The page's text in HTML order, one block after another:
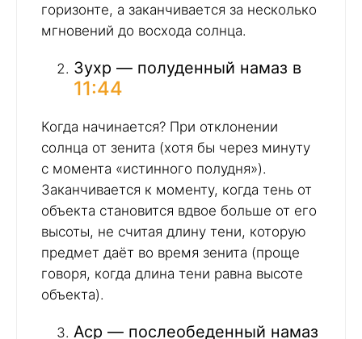
горизонте, а заканчивается за несколько
мгновений до восхода солнца.
Зухр — полуденный намаз в
11:44
Когда начинается? При отклонении
солнца от зенита (хотя бы через минуту
с момента «истинного полудня»).
Заканчивается к моменту, когда тень от
объекта становится вдвое больше от его
высоты, не считая длину тени, которую
предмет даёт во время зенита (проще
говоря, когда длина тени равна высоте
объекта).
Аср — послеобеденный намаз